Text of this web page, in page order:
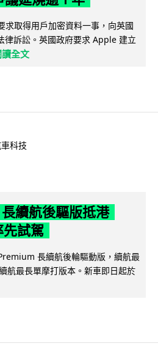
取得用戶加密資料一事，向英國
律訴訟。英國政府要求 Apple 建立
讀全文
科技
續航後驅版抵港
試駕
長續航後輪驅動版，續航最
航最長單摩打版本。新車即日起於